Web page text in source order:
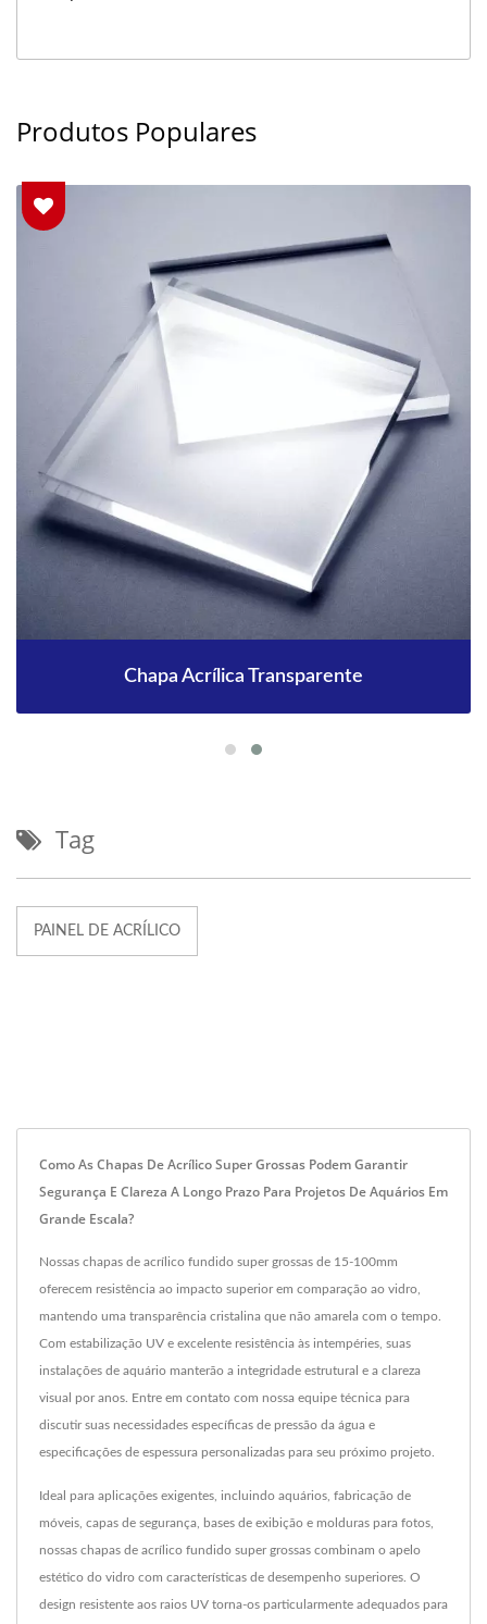
Produtos Populares
Chapa Acrílica Transparente
Tag
PAINEL DE ACRÍLICO
Como As Chapas De Acrílico Super Grossas Podem Garantir
Segurança E Clareza A Longo Prazo Para Projetos De Aquários Em
Grande Escala?
Nossas chapas de acrílico fundido super grossas de 15-100mm
oferecem resistência ao impacto superior em comparação ao vidro,
mantendo uma transparência cristalina que não amarela com o tempo.
Com estabilização UV e excelente resistência às intempéries, suas
instalações de aquário manterão a integridade estrutural e a clareza
visual por anos. Entre em contato com nossa equipe técnica para
discutir suas necessidades específicas de pressão da água e
especificações de espessura personalizadas para seu próximo projeto.
Ideal para aplicações exigentes, incluindo aquários, fabricação de
móveis, capas de segurança, bases de exibição e molduras para fotos,
nossas chapas de acrílico fundido super grossas combinam o apelo
estético do vidro com características de desempenho superiores. O
design resistente aos raios UV torna-os particularmente adequados para